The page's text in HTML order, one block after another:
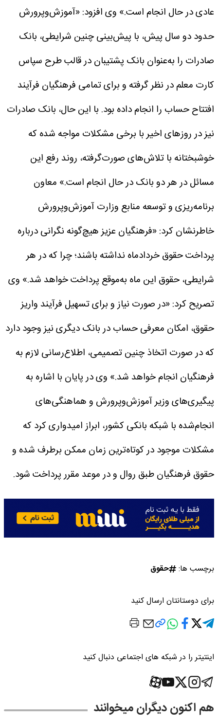
عادی در حال انجام است.» وی افزود: «آموزش‌وپرورش
حدود دو سال پیش، با پیش‌بینی چنین شرایطی، بانک
صادرات را به‌عنوان بانک پشتیبان در قالب طرح سپاس
کارت معلم در نظر گرفته و برای تمامی فرهنگیان فرآیند
افتتاح حساب را انجام داده بود. با این حال، بانک صادرات
نیز در روزهای اخیر با برخی مشکلات مواجه شده که
خوشبختانه با تلاش‌های صورت‌گرفته، روند رفع این
مسائل در هر دو بانک در حال انجام است.» معاون
برنامه‌ریزی و توسعه منابع وزارت آموزش‌وپرورش
خاطرنشان کرد: «فرهنگیان عزیز هیچ‌گونه نگرانی درباره
پرداخت حقوق خردادماه نداشته باشند؛ چرا که در هر
شرایطی، حقوق این ماه به‌موقع پرداخت خواهد شد.» وی
تصریح کرد: «در صورت نیاز و برای تسهیل فرآیند واریز
حقوق، امکان معرفی حساب در بانک دیگری نیز وجود دارد
که در صورت اتخاذ چنین تصمیمی، اطلاع‌رسانی لازم به
فرهنگیان انجام خواهد شد.» وی در پایان با اشاره به
پیگیری‌های وزیر آموزش‌وپرورش و هماهنگی‌های
انجام‌شده با شبکه بانکی کشور، ابراز امیدواری کرد که
مشکلات موجود در کوتاه‌ترین زمان ممکن برطرف شده و
حقوق فرهنگیان طبق روال و در موعد مقرر پرداخت شود.
برچسب ها: حقوق
برای دوستانتان ارسال کنید
اینتیتر را در شبکه های اجتماعی دنبال کنید
هم اکنون دیگران میخوانند